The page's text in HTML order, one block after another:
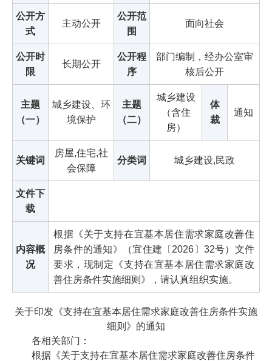
公开方
式
主动公开
公开范
围
面向社会
公开时
限
长期公开
公开程
序
部门编制，经办公室审
核后公开
主题
（一）
城乡建设、环
境保护
主题
（二）
城乡建设
（含住
房）
体
裁
通知
关键词
房屋,住宅,社
会保障
分类词 城乡建设,民政
文件下
载
内容概
况
根据《关于支持在宜基本居住需求家庭改善住
房条件的通知》（宜住建〔2026〕32号）文件
要求，现制定《支持在宜基本居住需求家庭改
善住房条件实施细则》，请认真组织实施。
关于印发《支持在宜基本居住需求家庭改善住房条件实施
细则》的通知
各相关部门：
根据《关于支持在宜基本居住需求家庭改善住房条件